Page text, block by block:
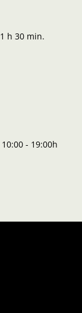
1 h 30 min.
10:00 - 19:00h